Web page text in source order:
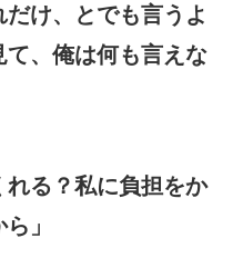
け、とでも言うよ
て、俺は何も言えな
れる？私に負担をか
」